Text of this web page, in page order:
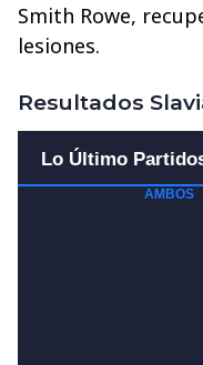
Smith Rowe,
lesiones.
Resultados